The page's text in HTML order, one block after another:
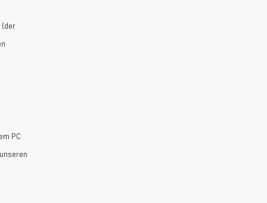
(der
PC